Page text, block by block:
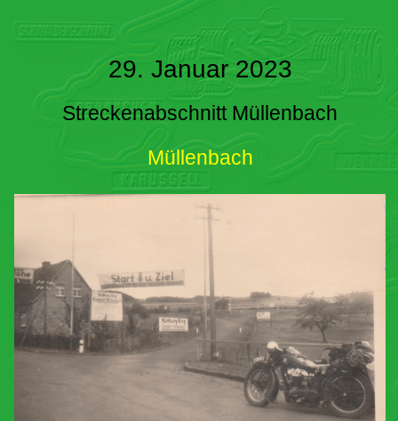
29. Januar 2023
Streckenabschnitt Müllenbach
Müllenbach